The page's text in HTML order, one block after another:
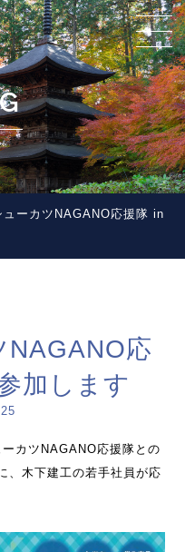
ーカツNAGANO応援隊 in
応
加します
カツNAGANO応援隊との
、木下建工の若手社員が応